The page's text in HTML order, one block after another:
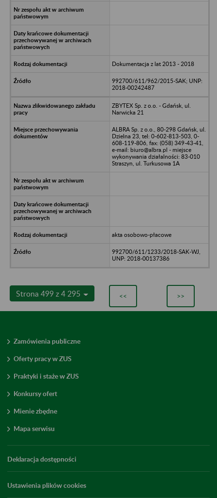
Dokumentacja z lat 2013 - 2018
992700/611/962/2015-SAK; UNP:
2018-00242487
ZBYTEX Sp. z o.o. - Gdańsk, ul.
Narwicka 21
ALBRA Sp. z o.o., 80-298 Gdańsk, ul.
Dzielna 23, tel: 0-602-813-503, 0-
608-119-806, fax: (058) 349-43-41,
e-mail: biuro@albra.pl - miejsce
wykonywania działalności: 83-010
Straszyn, ul. Turkusowa 1A
akta osobowo-płacowe
992700/611/1233/2018-SAK-WJ,
UNP: 2018-00137386
Strona 499 z 4 295 << >>
Zamówienia publiczne
Oferty pracy w ZUS
Praktyki i staże w ZUS
Konkursy ofert
Mienie zbędne
Mapa serwisu
Deklaracja dostępności
Ustawienia plików cookies